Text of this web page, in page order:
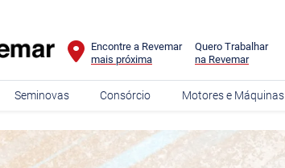
Encontre a Revemar
mais próxima
Quero Trabalhar
na Revemar
Seminovas Consórcio Motores e Máquinas